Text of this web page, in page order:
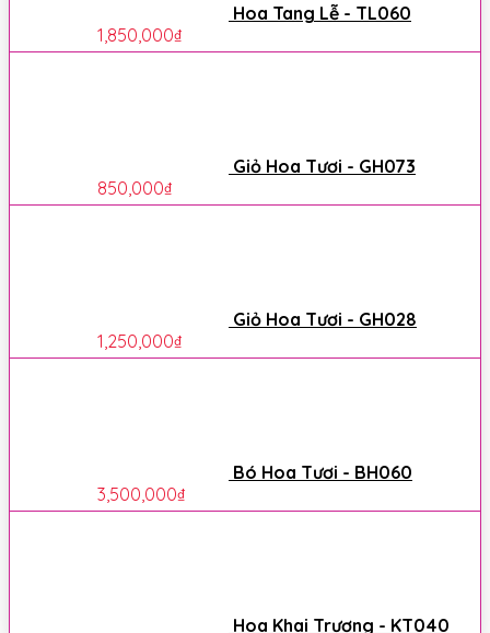
Hoa Tang Lễ - TL060
1,850,000₫
Giỏ Hoa Tươi - GH073
850,000₫
Giỏ Hoa Tươi - GH028
1,250,000₫
Bó Hoa Tươi - BH060
3,500,000₫
Hoa Khai Trương - KT040